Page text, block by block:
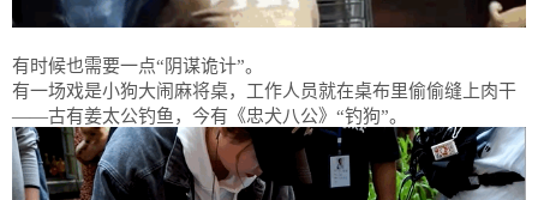
有时候也需要一点“阴谋诡计”。
有一场戏是小狗大闹麻将桌，工作人员就在桌布里偷偷缝上肉干
——古有姜太公钓鱼，今有《忠犬八公》“钓狗”。